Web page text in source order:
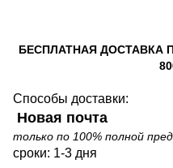
БЕСПЛАТНАЯ ДОСТАВКА
Способы доставки:
Новая почта
только по 100% полной
сроки: 1-3 дня